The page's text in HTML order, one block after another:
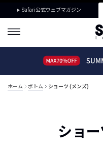
Safari公式ウェブマガジン
ホーム ボトム ショーツ (メンズ)
ショ